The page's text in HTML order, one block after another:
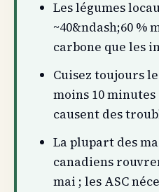
Les légumes
~40&ndash;60 %
carbone que les
Cuisez toujours
moins 10
causent des
La plupart des
canadiens
mai ; les ASC